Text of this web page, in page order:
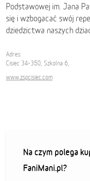
Podstawowej im. Jana
się i wzbogacać swój
dziedzictwa naszych
Adres:
Cisiec 34-350, Szkolna 6,
www.zspcisiec.com
Na czym polega
FaniMani.pl?